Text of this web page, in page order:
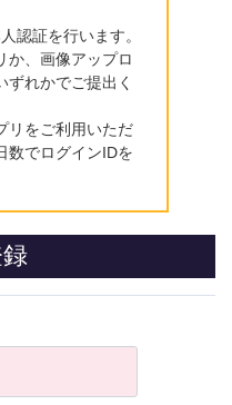
認証を行います。
か、画像アップロ
ずれかでご提出く
リをご利用いただ
数でログインIDを